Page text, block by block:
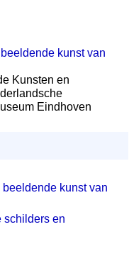
kunst van
Kunsten en
Eindhoven
kunst van
schilders en